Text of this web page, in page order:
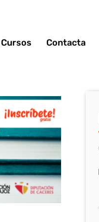
Cursos Contacta